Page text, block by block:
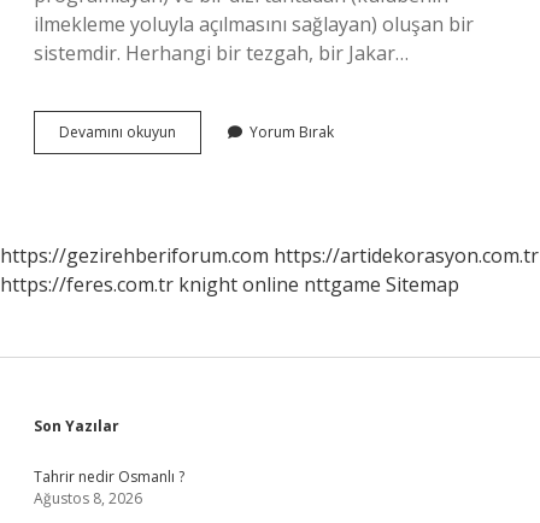
ilmekleme yoluyla açılmasını sağlayan) oluşan bir
sistemdir. Herhangi bir tezgah, bir Jakar…
Devamını okuyun
Örgü
Yorum Bırak
https://gezirehberiforum.com https://artidekorasyon.com.tr
https://feres.com.tr knight online nttgame Sitemap
Sidebar
Son Yazılar
Tahrir nedir Osmanlı ?
Ağustos 8, 2026